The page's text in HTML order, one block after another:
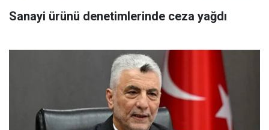
Sanayi ürünü denetimlerinde ceza yağdı